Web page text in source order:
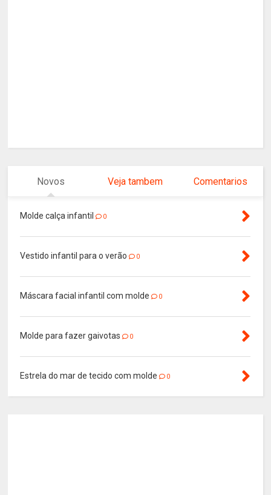
Novos Veja tambem Comentarios
Molde calça infantil 0
Vestido infantil para o verão 0
Máscara facial infantil com molde 0
Molde para fazer gaivotas 0
Estrela do mar de tecido com molde 0